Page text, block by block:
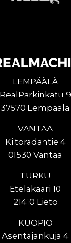
LEMPÄÄLÄ
RealParkinkatu 9
37570 Lempäälä
VANTAA
Kiitoradantie 4
01530 Vantaa
TURKU
Eteläkaari 10
21410 Lieto
KUOPIO
Asentajankuja 4